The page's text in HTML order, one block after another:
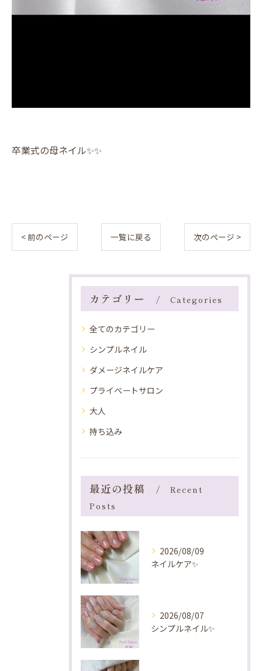
卒業式の母ネイル✨️✨️
< 前のページ 一覧に戻る 次のページ >
カテゴリー Categories
全てのカテゴリー
シンプルネイル
ダメージネイルケア
プライベートサロン
大人
持ち込み
最近の投稿
Recent
Posts
2026/08/09
ネイルケア✨️
2026/08/07
シンプルネイル✨️